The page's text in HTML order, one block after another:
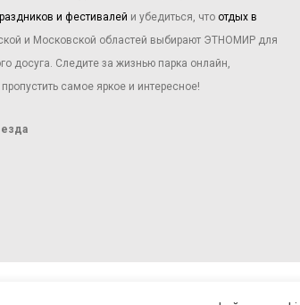
и фестивалей и убедиться, что отдых в
и Московской областей выбирают ЭТНОМИР для
досуга. Следите за жизнью парка онлайн,
самое яркое и интересное!